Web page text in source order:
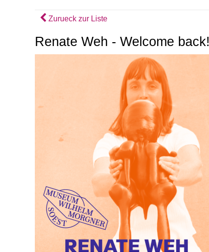
Zurueck zur Liste
Renate Weh - Welcome back!